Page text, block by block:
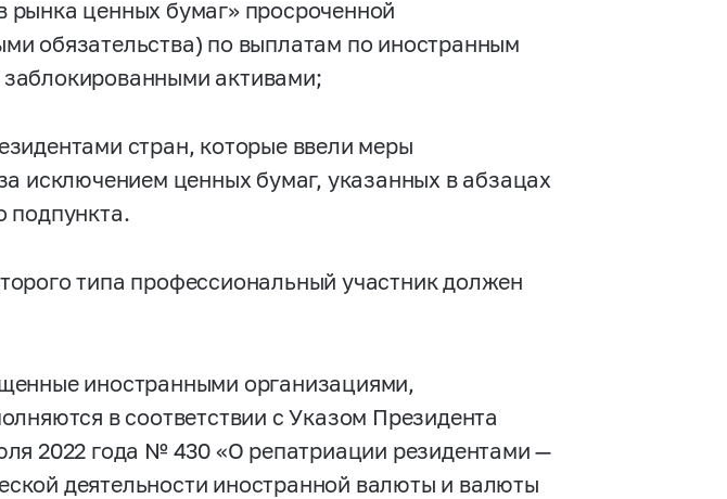
рынка ценных бумаг» просроченной
обязательства) по выплатам по иностранным
активами;
стран, которые ввели меры
исключением ценных бумаг, указанных в абзацах
подпункта.
типа профессиональный участник должен
иностранными организациями,
в соответствии с Указом Президента
2022 года № 430 «О репатриации резидентами —
деятельности иностранной валюты и валюты